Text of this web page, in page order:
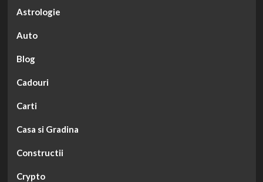
Astrologie
Auto
Blog
Cadouri
Carti
Casa si Gradina
Constructii
Crypto